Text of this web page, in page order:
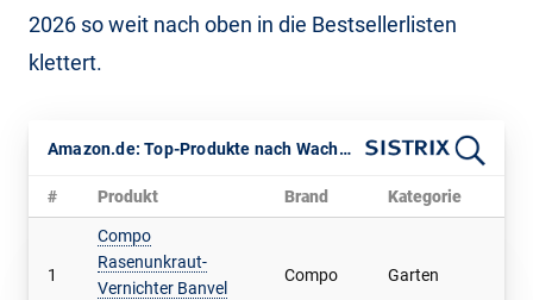
2026 so weit nach oben in die Bestsellerlisten
klettert.
Amazon.de: Top-Produkte nach Wachstum bei den Verkäufen April vs. März 2026
# Produkt Brand Kategorie
1
Compo
Rasenunkraut-
Vernichter Banvel
Compo Garten